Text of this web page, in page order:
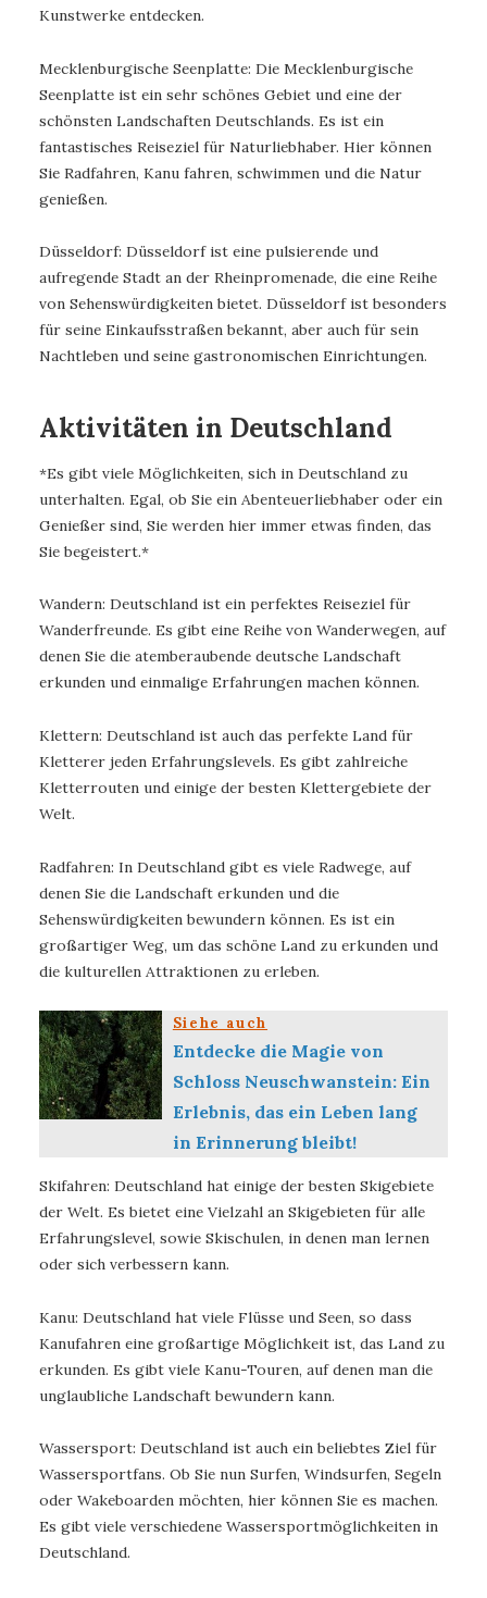
Kunstwerke entdecken.
Mecklenburgische Seenplatte: Die Mecklenburgische
Seenplatte ist ein sehr schönes Gebiet und eine der
schönsten Landschaften Deutschlands. Es ist ein
fantastisches Reiseziel für Naturliebhaber. Hier können
Sie Radfahren, Kanu fahren, schwimmen und die Natur
genießen.
Düsseldorf: Düsseldorf ist eine pulsierende und
aufregende Stadt an der Rheinpromenade, die eine Reihe
von Sehenswürdigkeiten bietet. Düsseldorf ist besonders
für seine Einkaufsstraßen bekannt, aber auch für sein
Nachtleben und seine gastronomischen Einrichtungen.
Aktivitäten in Deutschland
*Es gibt viele Möglichkeiten, sich in Deutschland zu
unterhalten. Egal, ob Sie ein Abenteuerliebhaber oder ein
Genießer sind, Sie werden hier immer etwas finden, das
Sie begeistert.*
Wandern: Deutschland ist ein perfektes Reiseziel für
Wanderfreunde. Es gibt eine Reihe von Wanderwegen, auf
denen Sie die atemberaubende deutsche Landschaft
erkunden und einmalige Erfahrungen machen können.
Klettern: Deutschland ist auch das perfekte Land für
Kletterer jeden Erfahrungslevels. Es gibt zahlreiche
Kletterrouten und einige der besten Klettergebiete der
Welt.
Radfahren: In Deutschland gibt es viele Radwege, auf
denen Sie die Landschaft erkunden und die
Sehenswürdigkeiten bewundern können. Es ist ein
großartiger Weg, um das schöne Land zu erkunden und
die kulturellen Attraktionen zu erleben.
Siehe auch
Entdecke die Magie von
Schloss Neuschwanstein: Ein
Erlebnis, das ein Leben lang
in Erinnerung bleibt!
Skifahren: Deutschland hat einige der besten Skigebiete
der Welt. Es bietet eine Vielzahl an Skigebieten für alle
Erfahrungslevel, sowie Skischulen, in denen man lernen
oder sich verbessern kann.
Kanu: Deutschland hat viele Flüsse und Seen, so dass
Kanufahren eine großartige Möglichkeit ist, das Land zu
erkunden. Es gibt viele Kanu-Touren, auf denen man die
unglaubliche Landschaft bewundern kann.
Wassersport: Deutschland ist auch ein beliebtes Ziel für
Wassersportfans. Ob Sie nun Surfen, Windsurfen, Segeln
oder Wakeboarden möchten, hier können Sie es machen.
Es gibt viele verschiedene Wassersportmöglichkeiten in
Deutschland.